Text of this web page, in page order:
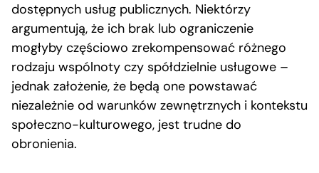
dostępnych usług publicznych. Niektórzy
argumentują, że ich brak lub ograniczenie
mogłyby częściowo zrekompensować różnego
rodzaju wspólnoty czy spółdzielnie usługowe –
jednak założenie, że będą one powstawać
niezależnie od warunków zewnętrznych i kontekstu
społeczno-kulturowego, jest trudne do
obronienia.